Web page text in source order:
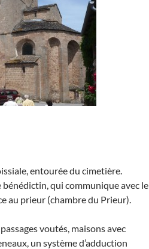
entourée du cimetière.
bénédictin, qui communique avec le
au prieur (chambre du Prieur).
voutés, maisons avec
un système d’adduction